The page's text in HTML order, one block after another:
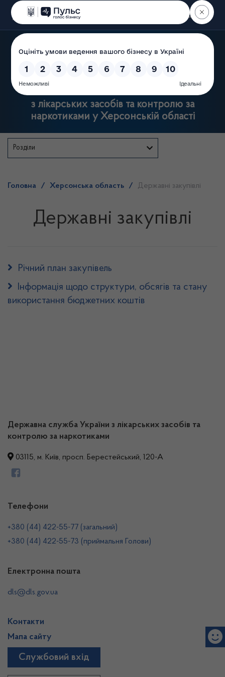
Пошук
з лікарських засобів та контролю за
наркотиками у Херсонській області
Розділи
Головна / Херсонська область / Державні закупівлі
Державні закупівлі
Річний план закупівель
Інформація щодо структури, обсягів та стану
використання бюджетних коштів
Державна служба України з лікарських засобів та
контролю за наркотиками
03115, м. Київ, просп. Берестейський, 120-А
Телефони
+380 (44) 422-55-77 (загальний)
+380 (44) 422-55-73 (приймальня Голови)
Електронна пошта
dls@dls.gov.ua
Контакти
Мапа сайту
Службовий вхід